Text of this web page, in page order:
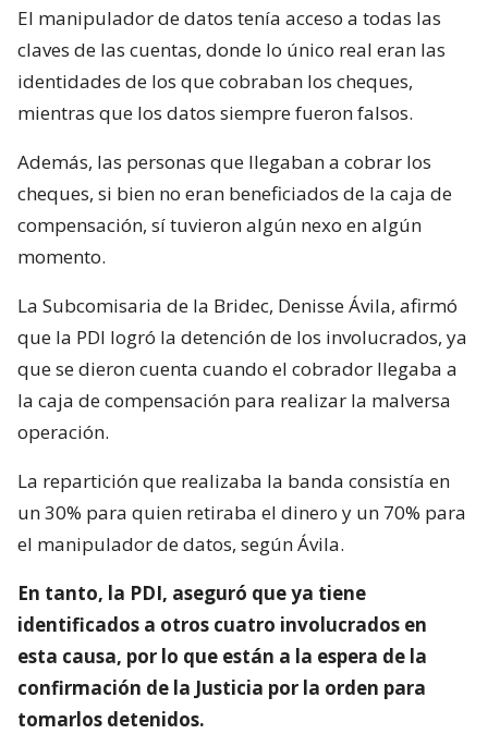
El manipulador de datos tenía acceso a todas las
claves de las cuentas, donde lo único real eran las
identidades de los que cobraban los cheques,
mientras que los datos siempre fueron falsos.
Además, las personas que llegaban a cobrar los
cheques, si bien no eran beneficiados de la caja de
compensación, sí tuvieron algún nexo en algún
momento.
La Subcomisaria de la Bridec, Denisse Ávila, afirmó
que la PDI logró la detención de los involucrados, ya
que se dieron cuenta cuando el cobrador llegaba a
la caja de compensación para realizar la malversa
operación.
La repartición que realizaba la banda consistía en
un 30% para quien retiraba el dinero y un 70% para
el manipulador de datos, según Ávila.
En tanto, la PDI, aseguró que ya tiene
identificados a otros cuatro involucrados en
esta causa, por lo que están a la espera de la
confirmación de la Justicia por la orden para
tomarlos detenidos.